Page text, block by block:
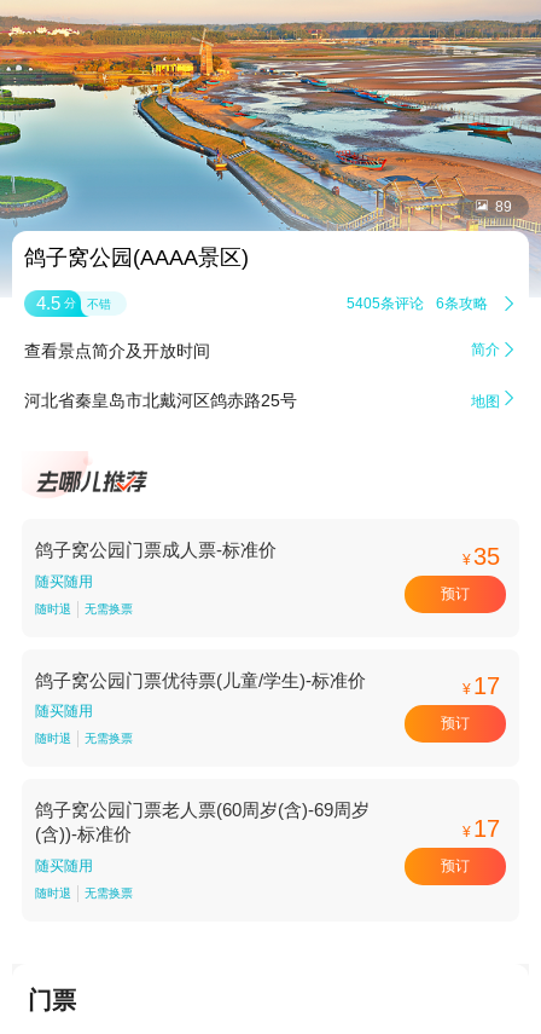
 89
鸽子窝公园(AAAA景区)
4.5 分 不错 5405条评论 6条攻略 
查看景点简介及开放时间 简介 
河北省秦皇岛市北戴河区鸽赤路25号 地图 
鸽子窝公园门票成人票-标准价
随买随用
随时退 无需换票
¥35
预订
鸽子窝公园门票优待票(儿童/学生)-标准价
随买随用
随时退 无需换票
¥ 17
预订
鸽子窝公园门票老人票(60周岁(含)-69周岁
(含))-标准价
随买随用
随时退 无需换票
¥ 17
预订
门票
